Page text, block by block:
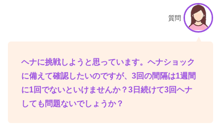
質問
ヘナに挑戦しようと思っています。ヘナショック
に備えて確認したいのですが、3回の間隔は1週間
に1回でないといけませんか？3日続けて3回ヘナ
しても問題ないでしょうか？